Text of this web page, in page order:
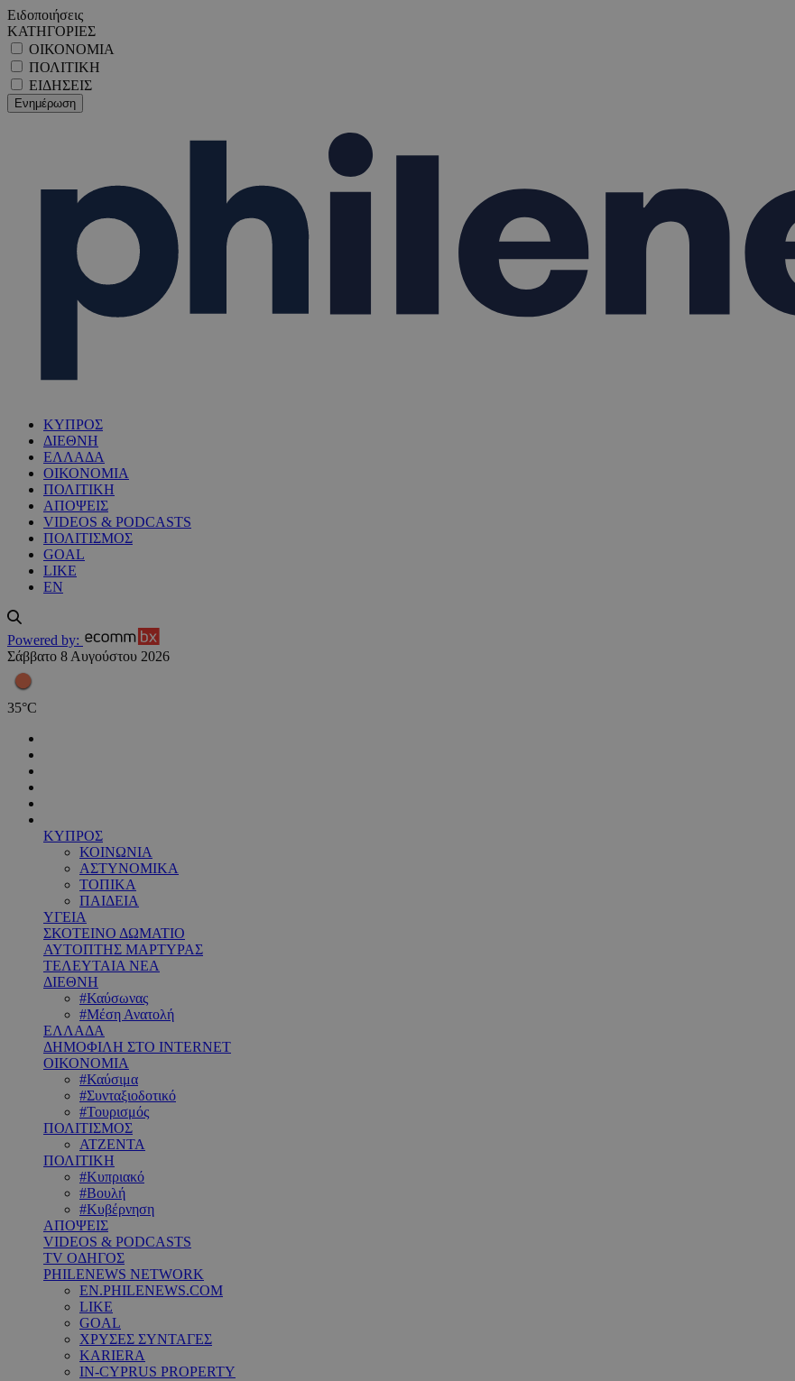
Ειδοποιήσεις
ΚΑΤΗΓΟΡΙΕΣ
ΟΙΚΟΝΟΜΙΑ
ΠΟΛΙΤΙΚΗ
ΕΙΔΗΣΕΙΣ
ΚΥΠΡΟΣ
ΔΙΕΘΝΗ
ΕΛΛΑΔΑ
ΟΙΚΟΝΟΜΙΑ
ΠΟΛΙΤΙΚΗ
ΑΠΟΨΕΙΣ
VIDEOS & PODCASTS
ΠΟΛΙΤΙΣΜΟΣ
GOAL
LIKE
EN
Powered by:
Σάββατο 8 Αυγούστου 2026
35°C
ΚΥΠΡΟΣ
ΚΟΙΝΩΝΙΑ
ΑΣΤΥΝΟΜΙΚΑ
ΤΟΠΙΚΑ
ΠΑΙΔΕΙΑ
ΥΓΕΙΑ
ΣΚΟΤΕΙΝΟ ΔΩΜΑΤΙΟ
ΑΥΤΟΠΤΗΣ ΜΑΡΤΥΡΑΣ
ΤΕΛΕΥΤΑΙΑ ΝΕΑ
ΔΙΕΘΝΗ
#Καύσωνας
#Μέση Ανατολή
ΕΛΛΑΔΑ
ΔΗΜΟΦΙΛΗ ΣΤΟ INTERNET
ΟΙΚΟΝΟΜΙΑ
#Καύσιμα
#Συνταξιοδοτικό
#Τουρισμός
ΠΟΛΙΤΙΣΜΟΣ
ΑΤΖΕΝΤΑ
ΠΟΛΙΤΙΚΗ
#Κυπριακό
#Βουλή
#Κυβέρνηση
ΑΠΟΨΕΙΣ
VIDEOS & PODCASTS
TV ΟΔΗΓΟΣ
PHILENEWS NETWORK
EN.PHILENEWS.COM
LIKE
GOAL
ΧΡΥΣΕΣ ΣΥΝΤΑΓΕΣ
KARIERA
IN-CYPRUS PROPERTY